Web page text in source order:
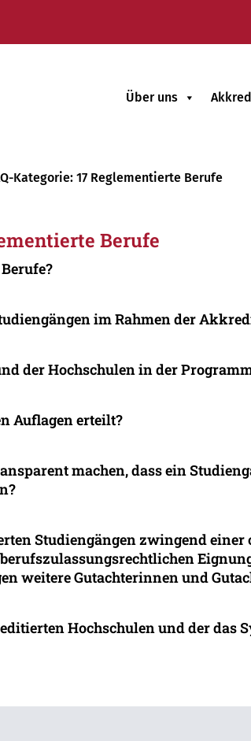
Über uns
Kategorie: 17 Reglementierte Berufe
Berufe
im Rahmen der
der Hochschulen in der
Auflagen erteilt?
machen, dass ein
Studiengängen zwingend
weitere Gutachterinnen und
Hochschulen und der das